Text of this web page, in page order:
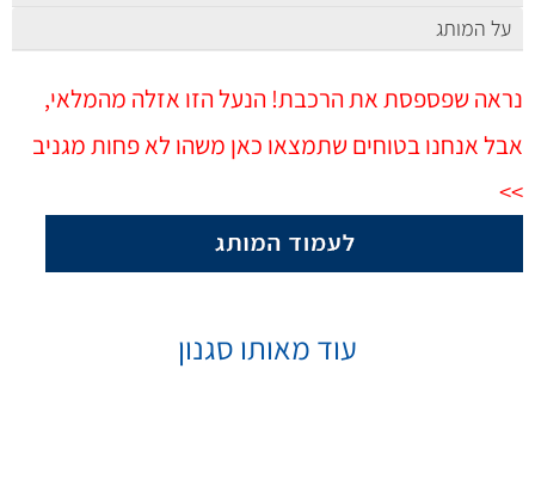
על המותג
נראה שפספסת את הרכבת! הנעל הזו אזלה מהמלאי,
אבל אנחנו בטוחים שתמצאו כאן משהו לא פחות מגניב
>>
עוד מאותו סגנון